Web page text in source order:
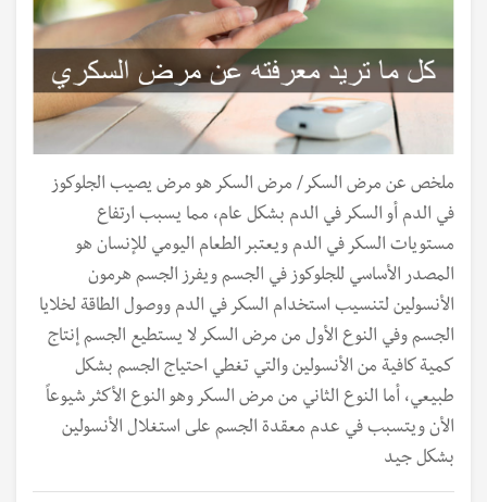
ملخص عن مرض السكر/ مرض السكر هو مرض يصيب الجلوكوز
في الدم أو السكر في الدم بشكل عام، مما يسبب ارتفاع
مستويات السكر في الدم ويعتبر الطعام اليومي للإنسان هو
المصدر الأساسي للجلوكوز في الجسم ويفرز الجسم هرمون
الأنسولين لتنسيب استخدام السكر في الدم ووصول الطاقة لخلايا
الجسم وفي النوع الأول من مرض السكر لا يستطيع الجسم إنتاج
كمية كافية من الأنسولين والتي تغطي احتياج الجسم بشكل
طبيعي، أما النوع الثاني من مرض السكر وهو النوع الأكثر شيوعاً
الأن ويتسبب في عدم معقدة الجسم على استغلال الأنسولين
بشكل جيد